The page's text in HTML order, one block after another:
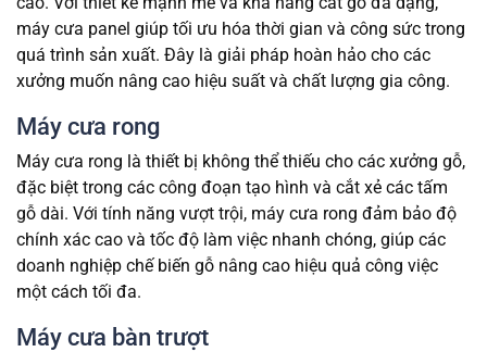
máy cưa panel giúp tối ưu hóa thời gian và công sức trong
quá trình sản xuất. Đây là giải pháp hoàn hảo cho các
xưởng muốn nâng cao hiệu suất và chất lượng gia công.
Máy cưa rong
Máy cưa rong là thiết bị không thể thiếu cho các xưởng gỗ,
đặc biệt trong các công đoạn tạo hình và cắt xẻ các tấm
gỗ dài. Với tính năng vượt trội, máy cưa rong đảm bảo độ
chính xác cao và tốc độ làm việc nhanh chóng, giúp các
doanh nghiệp chế biến gỗ nâng cao hiệu quả công việc
một cách tối đa.
Máy cưa bàn trượt